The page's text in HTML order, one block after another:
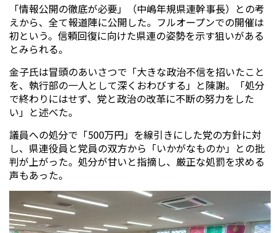
「情報公開の徹底が必要」（中嶋年規県連幹事長）との考
えから、全て報道陣に公開した。フルオープンでの開催は
初という。信頼回復に向けた県連の姿勢を示す狙いがある
とみられる。
金子氏は冒頭のあいさつで「大きな政治不信を招いたこと
を、執行部の一人として深くおわびする」と陳謝。「処分
で終わりにはせず、党と政治の改革に不断の努力をした
い」と述べた。
議員への処分で「500万円」を線引きにした党の方針に対
し、県連役員と党員の双方から「いかがなものか」との批
判が上がった。処分が甘いと指摘し、厳正な処罰を求める
声もあった。